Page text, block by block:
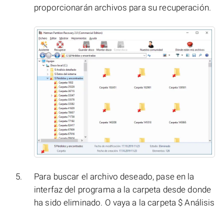
proporcionarán archivos para su recuperación.
Para buscar el archivo deseado, pase en la
interfaz del programa a la carpeta desde donde
ha sido eliminado. O vaya a la carpeta $ Análisis